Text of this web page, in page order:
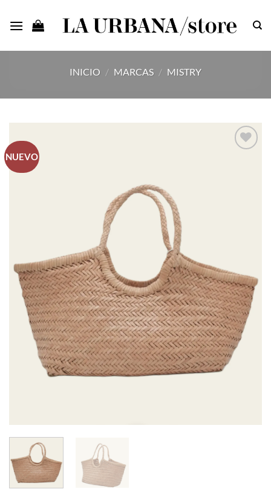
INICIO / MARCAS / MISTRY
NUEVO